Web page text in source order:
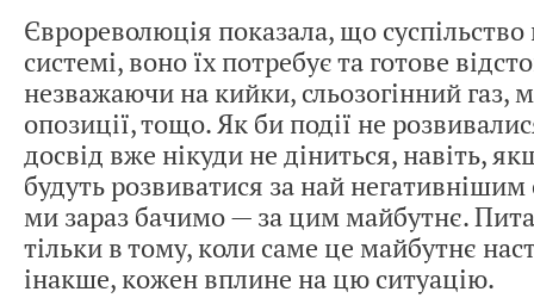
Єврореволюція показала, що суспільство
системі, воно їх потребує та готове
незважаючи на кийки, сльозогінний газ,
опозиції, тощо. Як би події не
досвід вже нікуди не діниться, навіть,
будуть розвиватися за най
ми зараз бачимо — за цим майбутнє.
тільки в тому, коли саме це майбутнє
інакше, кожен вплине на цю ситуацію.